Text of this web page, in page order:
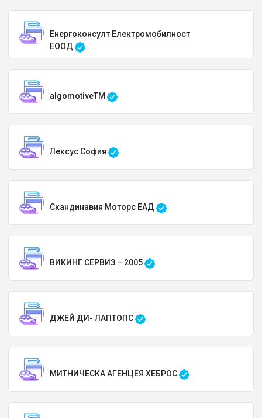
Енергоконсулт Електромобилност
ЕООД
algomotiveTM
Лексус София
Скандинавия Моторс ЕАД
ВИКИНГ СЕРВИЗ – 2005
ДЖЕЙ ДИ- ЛАПТОПС
МИТНИЧЕСКА АГЕНЦЕЯ ХЕБРОС